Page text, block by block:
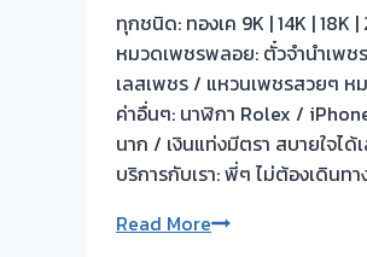
รอ
จบไว
📌
ผล
งาน
วัน
ซื้อ
ทุกชนิด: ทองเค 9K | 14K | 18K |
หมวดเพชรพลอย: ตั๋วจำนำเพ
เลสเพชร / แหวนเพชรสวยๆ ห
ค่าอื่นๆ: นาฬิกา Rolex /
นาก / เงินแท่งมีตรา สบายใจได้
บริการกับเรา: พี่ๆ ไม่ต้องเดินทา
Read More✨